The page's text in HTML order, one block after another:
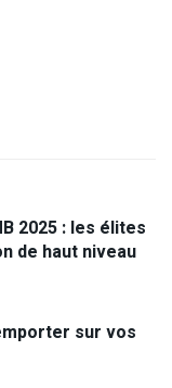
2025 : les élites
de haut niveau
sur vos